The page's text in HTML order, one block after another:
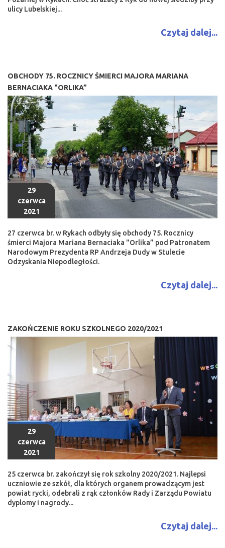
ulicy Lubelskiej...
Czytaj dalej...
OBCHODY 75. ROCZNICY ŚMIERCI MAJORA MARIANA
BERNACIAKA "ORLIKA”
29
czerwca
2021
27 czerwca br. w Rykach odbyły się obchody 75. Rocznicy
śmierci Majora Mariana Bernaciaka "Orlika” pod Patronatem
Narodowym Prezydenta RP Andrzeja Dudy w Stulecie
Odzyskania Niepodległości.
Czytaj dalej...
ZAKOŃCZENIE ROKU SZKOLNEGO 2020/2021
29
czerwca
2021
25 czerwca br. zakończył się rok szkolny 2020/2021. Najlepsi
uczniowie ze szkół, dla których organem prowadzącym jest
powiat rycki, odebrali z rąk członków Rady i Zarządu Powiatu
dyplomy i nagrody...
Czytaj dalej...